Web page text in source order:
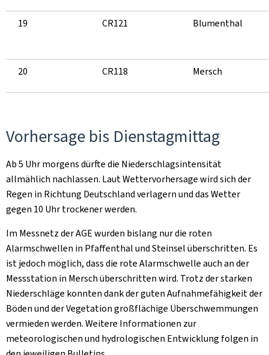
19 CR121 Blumenthal
20 CR118 Mersch
Vorhersage bis Dienstagmittag
Ab 5 Uhr morgens dürfte die Niederschlagsintensität
allmählich nachlassen. Laut Wettervorhersage wird sich der
Regen in Richtung Deutschland verlagern und das Wetter
gegen 10 Uhr trockener werden.
Im Messnetz der AGE wurden bislang nur die roten
Alarmschwellen in Pfaffenthal und Steinsel überschritten. Es
ist jedoch möglich, dass die rote Alarmschwelle auch an der
Messstation in Mersch überschritten wird. Trotz der starken
Niederschläge konnten dank der guten Aufnahmefähigkeit der
Böden und der Vegetation großflächige Überschwemmungen
vermieden werden. Weitere Informationen zur
meteorologischen und hydrologischen Entwicklung folgen in